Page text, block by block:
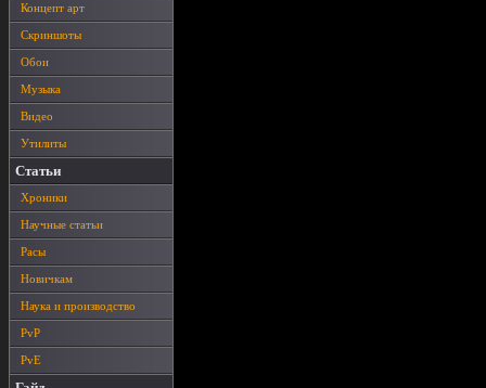
Концепт арт
Скриншоты
Обои
Музыка
Видео
Утилиты
Статьи
Хроники
Научные статьи
Расы
Новичкам
Наука и производство
PvP
PvE